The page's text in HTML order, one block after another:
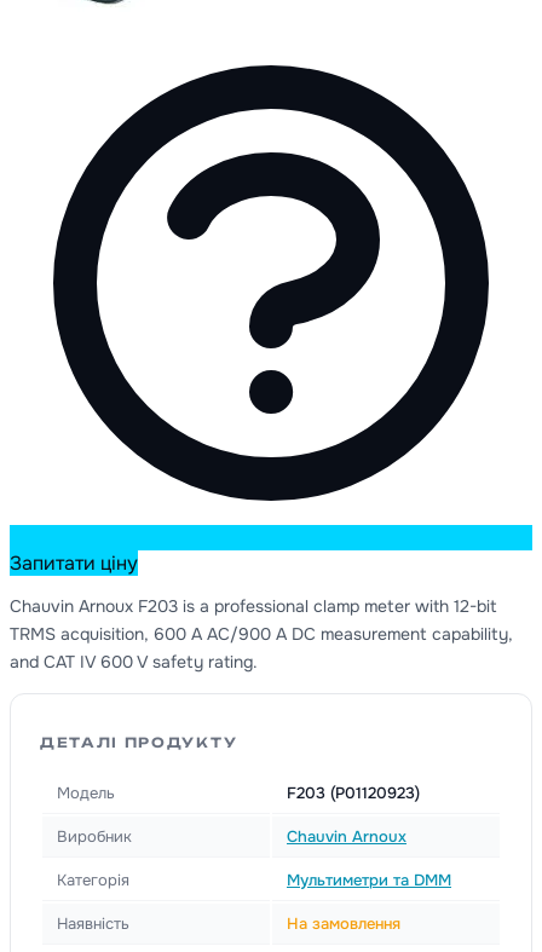
Запитати ціну
Chauvin Arnoux F203 is a professional clamp meter with 12-bit
TRMS acquisition, 600 A AC/900 A DC measurement capability,
and CAT IV 600 V safety rating.
ДЕТАЛІ ПРОДУКТУ
Модель F203 (P01120923)
Виробник Chauvin Arnoux
Категорія Мультиметри та DMM
Наявність На замовлення